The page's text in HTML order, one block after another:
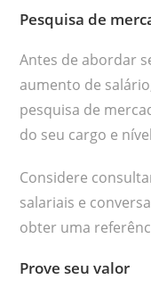
Pesquisa de
Antes de abordar
aumento de
pesquisa de
do seu cargo e
Considere
salariais e
obter uma
Prove seu valor